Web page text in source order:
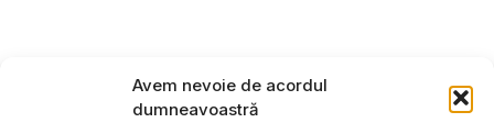
Avem nevoie de acordul
dumneavoastră